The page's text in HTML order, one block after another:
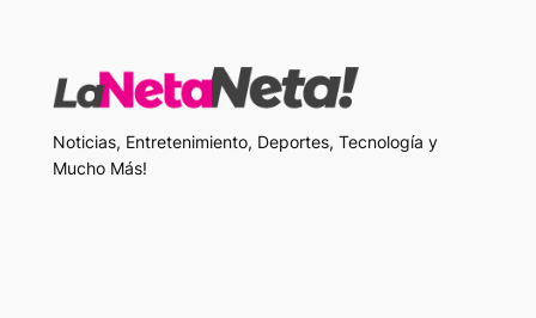
Noticias, Entretenimiento, Deportes, Tecnología y
Mucho Más!